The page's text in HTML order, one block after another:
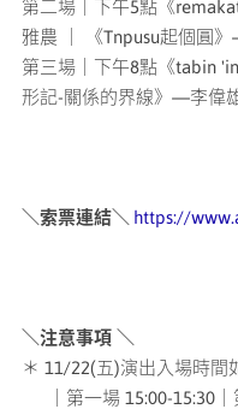
第二場｜下午5點《
雅農 ｜ 《Tnpusu起個圓
第三場｜下午8點《tabin
形記-關係的界線》—李偉
＼索票連結＼ https://
＼注意事項 ＼
＊ 11/22(五)演出入場時間
｜第一場 15:00-15:30｜